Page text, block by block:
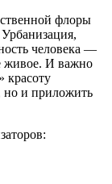
флоры
человека —
живое. И важно
красоту
но и приложить